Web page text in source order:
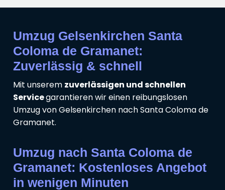
Umzug Gelsenkirchen Santa
Coloma de Gramanet:
Zuverlässig & schnell
Mit unserem zuverlässigen und schnellen
Servicegarantieren wir einen reibungslosen
Umzug von Gelsenkirchen nach Santa Coloma de
Gramanet.
Umzug nach Santa Coloma de
Gramanet: Kostenloses Angebot
in wenigen Minuten